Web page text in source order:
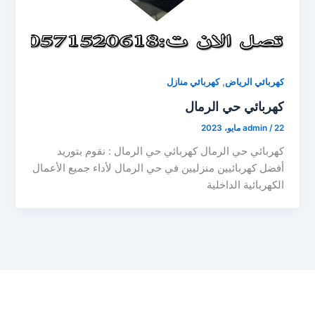
كهربائي الرياض,كهربائي منازل
كهربائي حي الرمال
admin /22 مايو، 2023
كهربائي حي الرمال كهربائي حي الرمال : نقوم بتوريد
أفضل كهربائيين منزليين في حي الرمال لأداء جميع الأعمال
الكهربائية الداخلية